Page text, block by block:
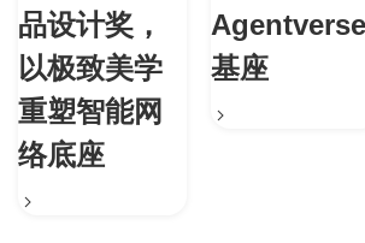
品设计奖，
以极致美学
重塑智能网
络底座
Agentverse
基座